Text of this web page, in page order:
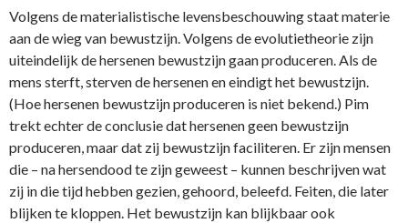
Volgens de materialistische levensbeschouwing staat materie
aan de wieg van bewustzijn. Volgens de evolutietheorie zijn
uiteindelijk de hersenen bewustzijn gaan produceren. Als de
mens sterft, sterven de hersenen en eindigt het bewustzijn.
(Hoe hersenen bewustzijn produceren is niet bekend.) Pim
trekt echter de conclusie dat hersenen geen bewustzijn
produceren, maar dat zij bewustzijn faciliteren. Er zijn mensen
die – na hersendood te zijn geweest – kunnen beschrijven wat
zij in die tijd hebben gezien, gehoord, beleefd. Feiten, die later
blijken te kloppen. Het bewustzijn kan blijkbaar ook